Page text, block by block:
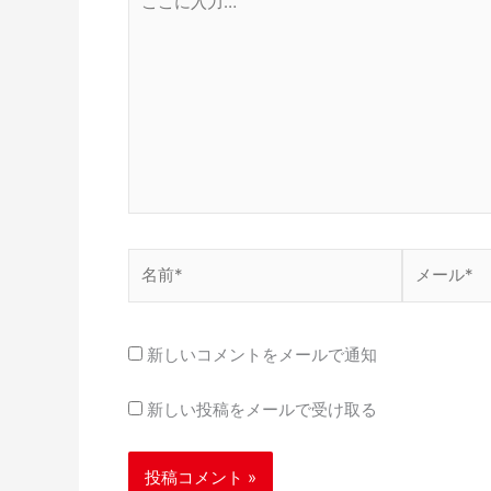
ー
新しいコメントをメールで通知
新しい投稿をメールで受け取る